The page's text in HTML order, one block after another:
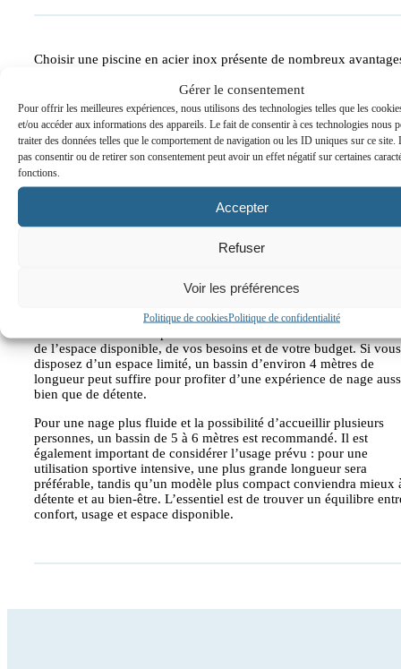
Gérer le consentement
Pour offrir les meilleures expériences, nous utilisons des technologies telles que les
et/ou accéder aux informations des appareils. Le fait de consentir à ces technologies nous
traiter des données telles que le comportement de navigation ou les ID uniques sur ce site.
pas consentir ou de retirer son consentement peut avoir un effet négatif sur certaines
fonctions.
Accepter
Refuser
Voir les préférences
Politique de cookiesPolitique de confidentialité
Choisir une piscine en acier inox présente de nombreux
résistant à la corrosion et supporte bien les variations de
et l’exposition aux produits chimiques, garantissant ainsi une
longévité exceptionnelle sans nécessiter de revêtements
supplémentaires.
Sur le plan environnemental, l’inox est un choix écoresponsable
puisqu’il est entièrement recyclable. De plus, ses propriétés
produits chimiques, assurant ainsi une eau plus propre. Enfin,
piscine en inox se distingue par son design moderne et élégant,
apportant une touche de sophistication à tout espace extérieur.
de l’espace disponible, de vos besoins et de votre budget. Si vous
disposez d’un espace limité, un bassin d’environ 4 mètres de
longueur peut suffire pour profiter d’une expérience de nage
bien que de détente.
Pour une nage plus fluide et la possibilité d’accueillir plusieurs
personnes, un bassin de 5 à 6 mètres est recommandé. Il est
également important de considérer l’usage prévu : pour une
utilisation sportive intensive, une plus grande longueur sera
préférable, tandis qu’un modèle plus compact conviendra mieux
détente et au bien-être. L’essentiel est de trouver un équilibre
confort, usage et espace disponible.